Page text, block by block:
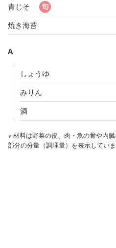
青じそ
焼き海苔
A
しょうゆ
みりん
酒
※ 材料は野菜の皮、肉・魚の骨や内
部分の分量（調理量）を表示していま